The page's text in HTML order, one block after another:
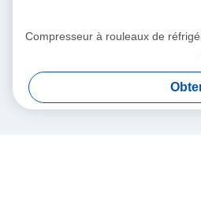
Compresseur à rouleaux de